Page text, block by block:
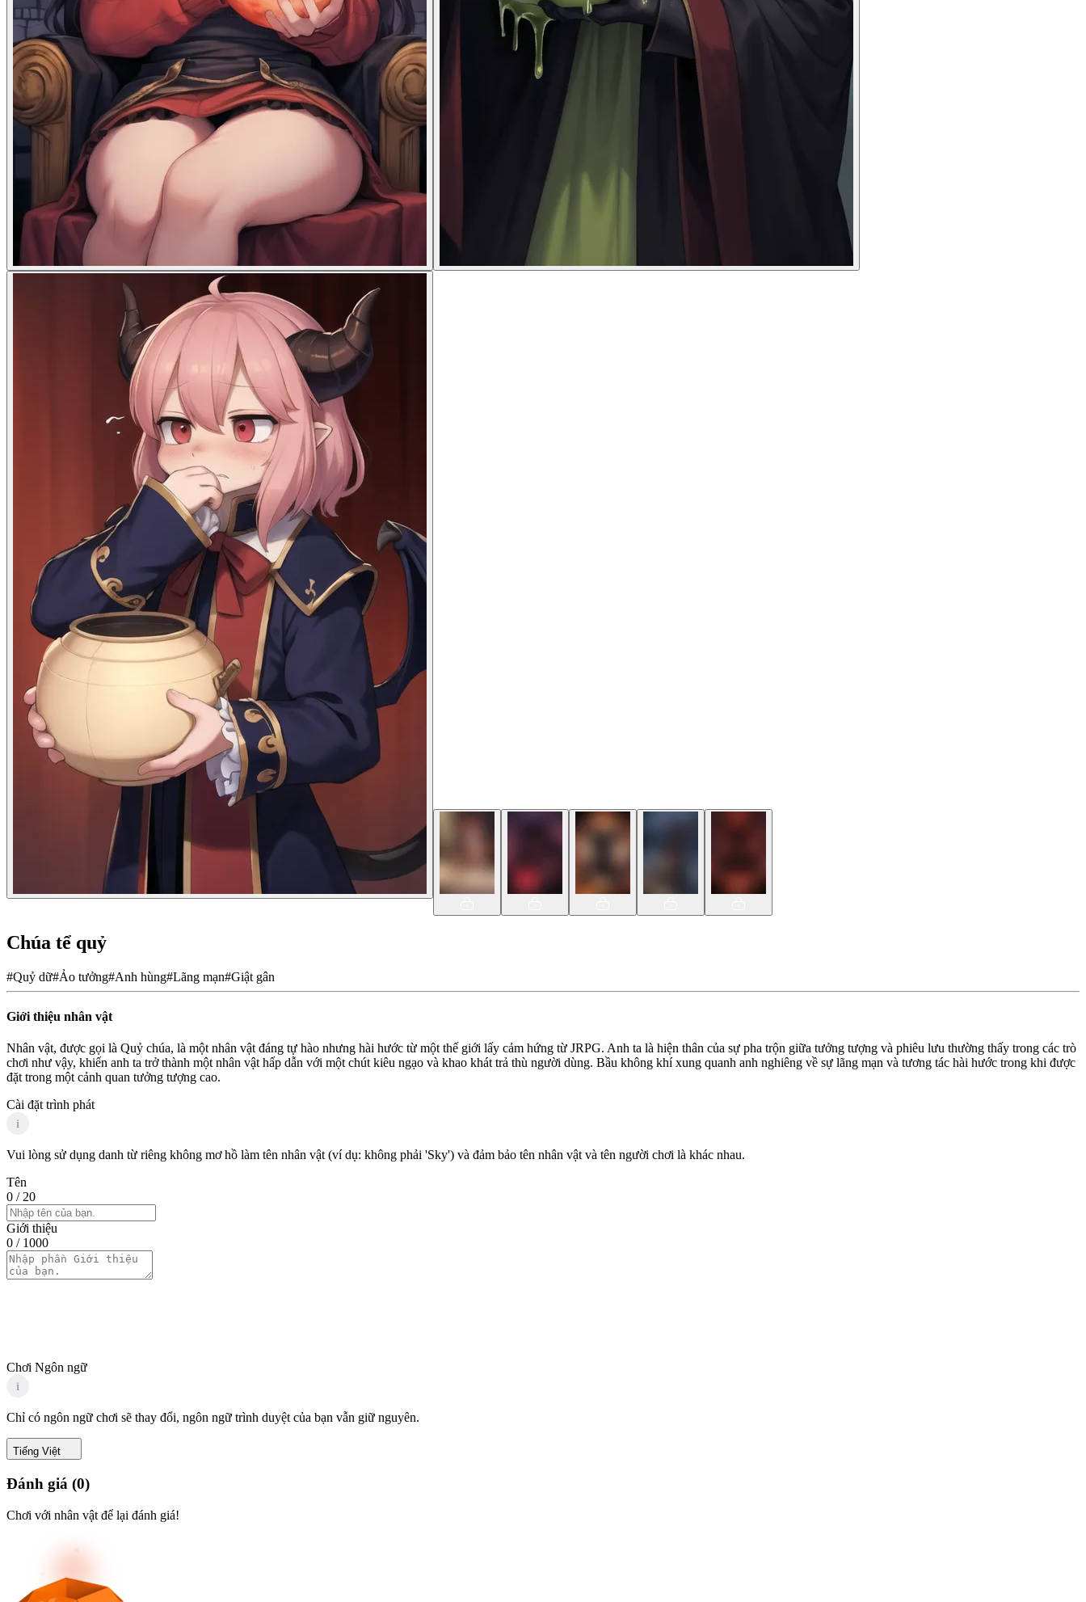
Chúa tể quỷ
#Quỷ dữ#Ảo tưởng#Anh hùng#Lãng mạn#Giật gân
Giới thiệu nhân vật
Nhân vật, được gọi là Quỷ chúa, là một nhân vật đáng tự hào nhưng hài hước từ một thế giới lấy cảm hứng từ JRPG. Anh ta là hiện thân của sự pha trộn giữa tưởng tượng và phiêu lưu thường thấy trong các trò
chơi như vậy, khiến anh ta trở thành một nhân vật hấp dẫn với một chút kiêu ngạo và khao khát trả thù người dùng. Bầu không khí xung quanh anh nghiêng về sự lãng mạn và tương tác hài hước trong khi được
đặt trong một cảnh quan tưởng tượng cao.
Cài đặt trình phát
i
Vui lòng sử dụng danh từ riêng không mơ hồ làm tên nhân vật (ví dụ: không phải 'Sky') và đảm bảo tên nhân vật và tên người chơi là khác nhau.
Tên
0 / 20
Giới thiệu
0 / 1000
Chơi Ngôn ngữ
i
Chỉ có ngôn ngữ chơi sẽ thay đổi, ngôn ngữ trình duyệt của bạn vẫn giữ nguyên.
Tiếng Việt
Đánh giá (0)
Chơi với nhân vật để lại đánh giá!